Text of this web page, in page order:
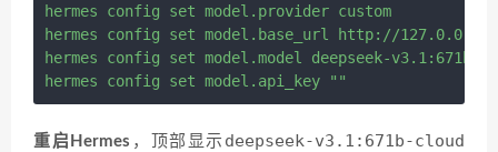
hermes config set model.provider custom
hermes config set model.base_url http://
hermes config set model.model deepseek-v3.1:671b-
重启Hermes ，顶部显示 deepseek-v3.1:671b-cloud